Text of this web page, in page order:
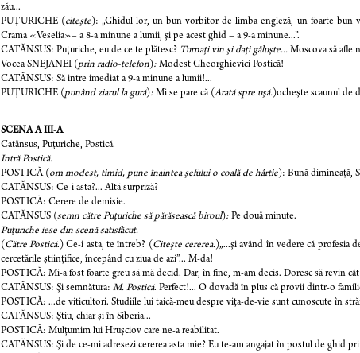
zău...
PUŢURICHE ( citeşte): „Ghidul lor, un bun vorbitor de limba engleză, un foarte bun
Crama «Veselia»– a 8-a minune a lumii, şi pe acest ghid – a 9-a minune...”.
CATĂNSUS: Puţuriche, eu de ce te plătesc? Turnaţi vin şi daţi găluşte... Moscova să afle
Vocea SNEJANEI (prin radio-telefon):Modest Gheorghievici Postică!
CATĂNSUS: Să intre imediat a 9-a minune a lumii!...
PUŢURICHE (punând ziarul la gură): Mi se pare că (Arată spre uşă.)ocheşte scaunul de
SCENA A III-A
Catănsus, Puţuriche, Postică.
Intră Postică.
POSTICĂ ( om modest, timid, pune înaintea şefului o coală de hârtie): Bună dimineaţă,
CATĂNSUS: Ce-i asta?... Altă surpriză?
POSTICĂ: Cerere de demisie.
CATĂNSUS (semn către Puţuriche să părăsească biroul): Pe două minute.
Puţuriche iese din scenă satisfăcut.
( Către Postică.) Ce-i asta, te întreb? ( Citeşte cererea.)„...şi având în vedere că profesia
cercetările ştiinţifice, începând cu ziua de azi”... M-da!
POSTICĂ: Mi-a fost foarte greu să mă decid. Dar, în fine, m-am decis. Doresc să revin
CATĂNSUS: Şi semnătura: M. Postică. Perfect!... O dovadă în plus că provii dintr-o
POSTICĂ: ...de viticultori. Studiile lui taică-meu despre viţa-de-vie sunt cunoscute în
CATĂNSUS: Ştiu, chiar şi în Siberia...
POSTICĂ: Mulţumim lui Hruşciov care ne-a reabilitat.
CATĂNSUS: Şi de ce-mi adresezi cererea asta mie? Eu te-am angajat în postul de ghid